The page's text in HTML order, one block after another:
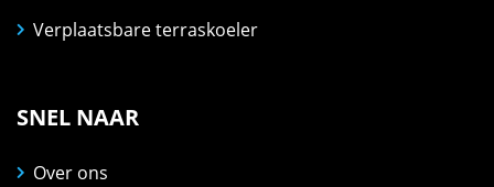
Verplaatsbare terraskoeler
SNEL NAAR
Over ons